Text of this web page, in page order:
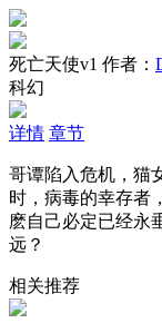
死亡天使v1 作者：
科幻
详情 章节
哥谭陷入危机，猫
时，病毒的幸存
麽自己必定已经永
远？
相关推荐